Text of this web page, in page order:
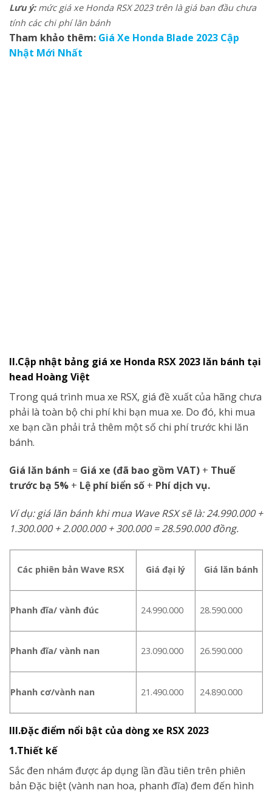
Lưu ý:mức giá xe Honda RSX 2023 trên là giá ban đầu chưa
tính các chi phí lăn bánh
Tham khảo thêm: Giá Xe Honda Blade 2023 Cập
Nhật Mới Nhất
II.Cập nhật bảng giá xe Honda RSX 2023 lăn bánh tại
head Hoàng Việt
Trong quá trình mua xe RSX, giá đề xuất của hãng chưa
phải là toàn bộ chi phí khi bạn mua xe. Do đó, khi mua
xe bạn cần phải trả thêm một số chi phí trước khi lăn
bánh.
Giá lăn bánh = Giá xe (đã bao gồm VAT) + Thuế
trước bạ 5% + Lệ phí biển số + Phí dịch vụ.
Ví dụ: giá lăn bánh khi mua Wave RSX sẽ là: 24.990.000 +
1.300.000 + 2.000.000 + 300.000 = 28.590.000 đồng.
Các phiên bản Wave RSX Giá đại lý Giá lăn bánh
Phanh đĩa/ vành đúc 24.990.000 28.590.000
Phanh đĩa/ vành nan 23.090.000 26.590.000
Phanh cơ/vành nan 21.490.000 24.890.000
III.Đặc điểm nổi bật của dòng xe RSX 2023
1.Thiết kế
Sắc đen nhám được áp dụng lần đầu tiên trên phiên
bản Đặc biệt (vành nan hoa, phanh đĩa) đem đến hình